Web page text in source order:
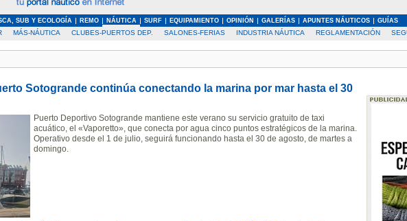
SUB Y ECOLOGÍA REMO NÁUTICA SURF EQUIPAMIENTO OPINIÓN GALERÍAS APUNTES NÁUTICOS GUÍAS
MÁS-NÁUTICA CLUBES-PUERTOS DEP. SALONES-FERIAS INDUSTRIA NÁUTICA REGLAMENTACIÓN
Sotogrande continúa conectando la marina por mar hasta el 30
Puerto Deportivo Sotogrande mantiene este verano su servicio gratuito de taxi
acuático, el «Vaporetto», que conecta por agua cinco puntos estratégicos de la marina.
Operativo desde el 1 de julio, seguirá funcionando hasta el 30 de agosto, de martes a
domingo.